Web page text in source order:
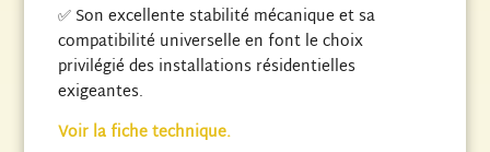
✅ Son excellente stabilité mécanique et sa
compatibilité universelle en font le choix
privilégié des installations résidentielles
exigeantes.
Voir la fiche technique.